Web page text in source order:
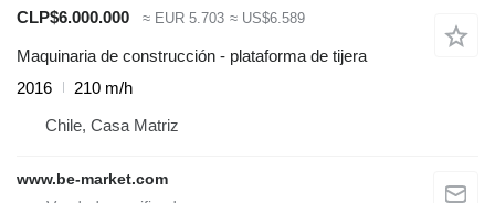
CLP$6.000.000
≈ EUR 5.703 ≈ US$6.589
Maquinaria de construcción - plataforma de tijera
2016
210 m/h
Chile, Casa Matriz
www.be-market.com